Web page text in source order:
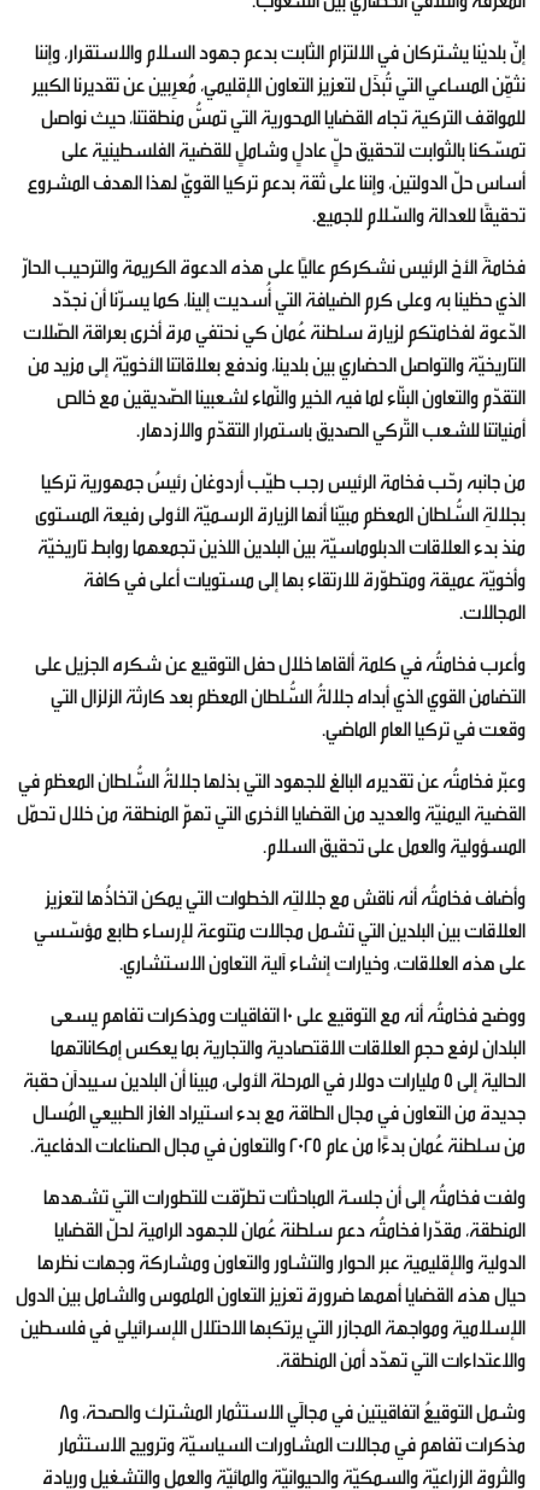
إنّ بلديْنا يشتركان في الالتزام الثابت بدعم جهود السلام والاستقرار، وإننا
نثمِّن المساعي التي تُبذَل لتعزيز التعاون الإقليمي، مُعرِبين عن تقديرنا الكبير
للمواقف التركية تجاه القضايا المحورية التي تمسُّ منطقتنا، حيث نواصل
تمسّكنا بالثوابت لتحقيق حلٍّ عادلٍ وشاملٍ للقضية الفلسطينية على
أساس حلّ الدولتين، وإننا على ثقة بدعم تركيا القويّ لهذا الهدف المشروع
تحقيقًا للعدالة والسّلام للجميع.
فخامةَ الأخ الرئيس نشكركم عاليًا على هذه الدعوة الكريمة والترحيب الحارّ
الذي حظينا به وعلى كرم الضيافة التي أُسديت إلينا، كما يسرّنا أن نجدّد
الدّعوة لفخامتكم لزيارة سلطنة عُمان كي نحتفي مرة أخرى بعراقة الصّلات
التاريخيّة والتواصل الحضاري بين بلدينا، وندفع بعلاقاتنا الأخويّة إلى مزيد من
التقدّم والتعاون البنّاء لما فيه الخير والنّماء لشعبينا الصّديقين مع خالص
أمنياتنا للشعب التّركي الصديق باستمرار التقدّم والازدهار.
من جانبه رحّب فخامة الرئيس رجب طيّب أردوغان رئيسُ جمهورية تركيا
بجلالةِ السُّلطان المعظم مبيّنا أنها الزيارة الرسميّة الأولى رفيعة المستوى
منذ بدء العلاقات الدبلوماسيّة بين البلدين اللذين تجمعهما روابط تاريخيّة
وأخويّة عميقة ومتطوّرة للارتقاء بها إلى مستويات أعلى في كافة
المجالات.
وأعرب فخامتُه في كلمة ألقاها خلال حفل التوقيع عن شكره الجزيل على
التضامن القوي الذي أبداه جلالةُ السُّلطان المعظم بعد كارثة الزلزال التي
وقعت في تركيا العام الماضي.
وعبّر فخامتُه عن تقديره البالغ للجهود التي بذلها جلالةُ السُّلطان المعظم في
القضية اليمنيّة والعديد من القضايا الأخرى التي تهمّ المنطقة من خلال تحمّل
المسؤولية والعمل على تحقيق السلام.
وأضاف فخامتُه أنه ناقش مع جلالتِه الخطوات التي يمكن اتخاذُها لتعزيز
العلاقات بين البلدين التي تشمل مجالات متنوعة لإرساء طابع مؤسّسي
على هذه العلاقات، وخيارات إنشاء آلية التعاون الاستشاري.
ووضح فخامتُه أنه مع التوقيع على 10 اتفاقيات ومذكرات تفاهم يسعى
البلدان لرفع حجم العلاقات الاقتصادية والتجارية بما يعكس إمكاناتهما
الحالية إلى 5 مليارات دولار في المرحلة الأولى، مبينا أن البلدين سيبدآن حقبة
جديدة من التعاون في مجال الطاقة مع بدء استيراد الغاز الطبيعي المُسال
من سلطنة عُمان بدءًا من عام 2025 والتعاون في مجال الصناعات الدفاعية.
ولفت فخامتُه إلى أن جلسة المباحثات تطرّقت للتطورات التي تشهدها
المنطقة، مقدّرا فخامتُه دعم سلطنة عُمان للجهود الرامية لحلّ القضايا
الدولية والإقليمية عبر الحوار والتشاور والتعاون ومشاركة وجهات نظرها
حيال هذه القضايا أهمها ضرورة تعزيز التعاون الملموس والشامل بين الدول
الإسلامية ومواجهة المجازر التي يرتكبها الاحتلال الإسرائيلي في فلسطين
والاعتداءات التي تهدّد أمن المنطقة.
وشمل التوقيعُ اتفاقيتين في مجالَي الاستثمار المشترك والصحة، و8
مذكرات تفاهم في مجالات المشاورات السياسيّة وترويج الاستثمار
والثروة الزراعيّة والسمكيّة والحيوانيّة والمائيّة والعمل والتشغيل وريادة